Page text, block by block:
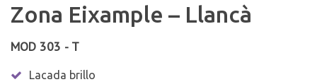
Zona Eixample – Llancà
MOD 303 - T
Lacada brillo